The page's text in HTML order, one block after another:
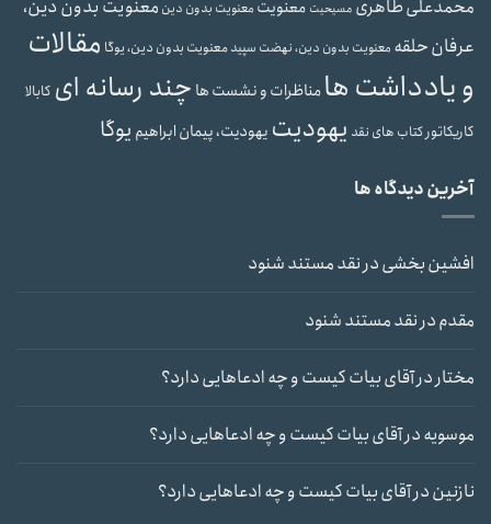
محمدعلی طاهری مسیحیت معنویت معنویت بدون دین معنویت بدون دین،
عرفان حلقه معنویت بدون دین، نهضت سپیدمعنویت بدون دین، یوگا مقالات
و یادداشت هامناظرات و نشست ها چند رسانه ای کابالا
کاریکاتورکتاب های نقد یهودیت یهودیت، پیمان ابراهیم یوگا
آخرین دیدگاه ها
افشین بخشیدرنقد مستند شنود
مقدمدرنقد مستند شنود
مختاردرآقای بیات کیست و چه ادعاهایی دارد؟
موسویهدرآقای بیات کیست و چه ادعاهایی دارد؟
نازنیندرآقای بیات کیست و چه ادعاهایی دارد؟